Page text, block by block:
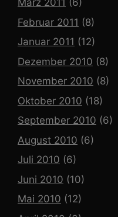
März 2011 (6)
Februar 2011 (8)
Januar 2011 (12)
Dezember 2010 (8)
November 2010 (8)
Oktober 2010 (18)
September 2010 (6)
August 2010 (6)
Juli 2010 (6)
Juni 2010 (10)
Mai 2010 (12)